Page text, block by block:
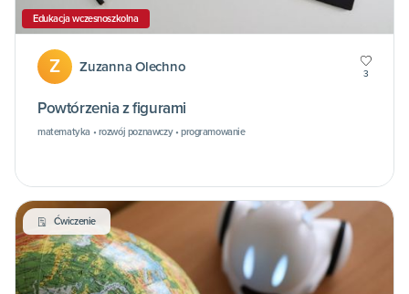
Edukacja wczesnoszkolna
Z Zuzanna Olechno 3
Powtórzenia z figurami
matematyka • rozwój poznawczy • programowanie
Ćwiczenie